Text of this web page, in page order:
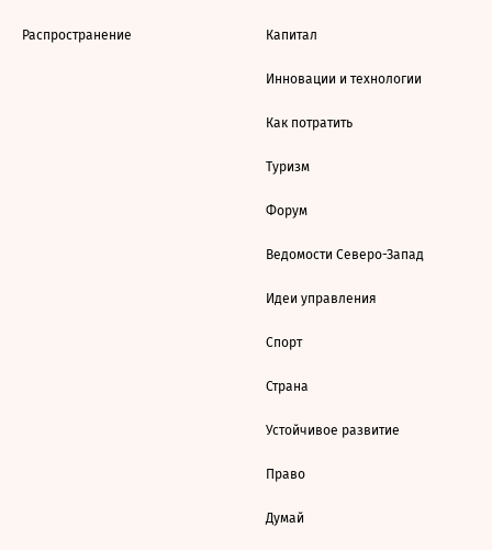
Распространение Капитал
Инновации и технологии
Как потратить
Туризм
Форум
Ведомости Северо-Запад
Идеи управления
Спорт
Страна
Устойчивое развитие
Право
Думай